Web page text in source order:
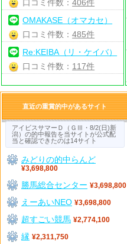
口コミ件数：406件
OMAKASE（オマカセ）
口コミ件数：485件
Re:KEIBA（リ・ケイバ）
口コミ件数： 117件
直近の重賞的中があるサイト
アイビスサマーＤ（ＧⅢ・8/2(日)新
潟）の的中報告を当サイトが公式配
当と確認できたのは14サイト
みどりの的中らんど
¥3,698,800
勝馬総合センター ¥3,698,800
えーあいNEO ¥3,698,800
超すごい競馬 ¥2,774,100
縁 ¥2,311,750